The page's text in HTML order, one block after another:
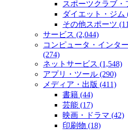
スポーツクラブ・
ダイエット・ジム
その他スポーツ
サービス (2,044)
コンピュータ・インタ
(274)
ネットサービス (1,548)
アプリ・ツール (290)
メディア・出版 (411)
書籍 (44)
芸能 (17)
映画・ドラマ (42)
印刷物 (18)